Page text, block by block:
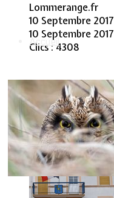
Accueil
Vie Municipale
Lommerange.fr
10 Septembre 2017
10 Septembre 2017
Clics : 4308